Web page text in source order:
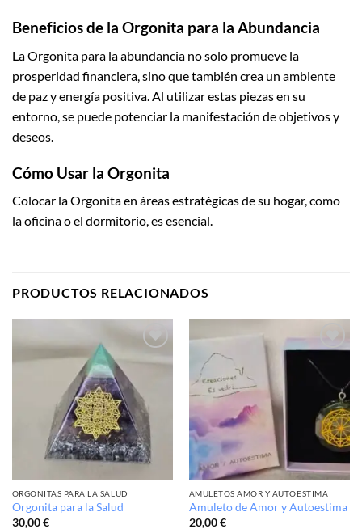
Beneficios de la Orgonita para la Abundancia
La Orgonita para la abundancia no solo promueve la
prosperidad financiera, sino que también crea un ambiente
de paz y energía positiva. Al utilizar estas piezas en su
entorno, se puede potenciar la manifestación de objetivos y
deseos.
Cómo Usar la Orgonita
Colocar la Orgonita en áreas estratégicas de su hogar, como
la oficina o el dormitorio, es esencial.
PRODUCTOS RELACIONADOS
deseos
ORGONITAS PARA LA SALUD
Orgonita para la Salud
30,00€
lista de
deseos
AMULETOS AMOR Y AUTOESTIMA
Amuleto de Amor y Autoestima
20,00€